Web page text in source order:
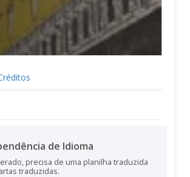
de Idioma
precisa de uma planilha traduzida
traduzidas.